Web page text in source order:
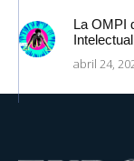
La OMPI
abril 24,